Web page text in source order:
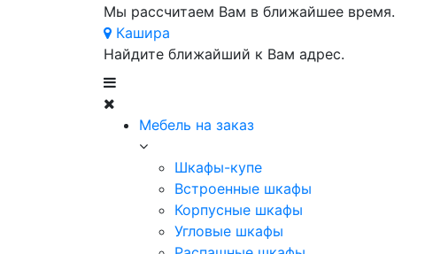
Мы рассчитаем Вам в ближайшее время.
Кашира
Найдите ближайший к Вам адрес.
Мебель на заказ
Шкафы-купе
Встроенные шкафы
Корпусные шкафы
Угловые шкафы